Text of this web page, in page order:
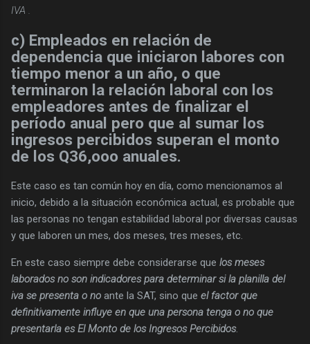
IVA .
c) Empleados en relación de
dependencia que iniciaron labores con
tiempo menor a un año, o que
terminaron la relación laboral con los
empleadores antes de finalizar el
período anual pero que al sumar los
ingresos percibidos superan el monto
de los Q36,ooo anuales.
Este caso es tan común hoy en día, como mencionamos al
inicio, debido a la situación económica actual, es probable que
las personas no tengan estabilidad laboral por diversas causas
y que laboren un mes, dos meses, tres meses, etc.
En este caso siempre debe considerarse que los meses
laborados no son indicadores para determinar si la planilla del
iva se presenta o no ante la SAT, sino que el factor que
definitivamente influye en que una persona tenga o no que
presentarla es El Monto de los Ingresos Percibidos.